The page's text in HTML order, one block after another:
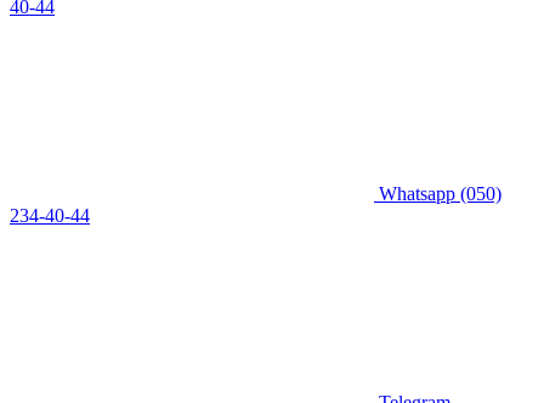
40-44
Whatsapp (050)
234-40-44